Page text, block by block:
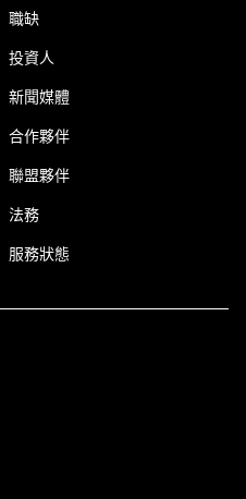
職缺
投資人
新聞媒體
合作夥伴
聯盟夥伴
法務
服務狀態